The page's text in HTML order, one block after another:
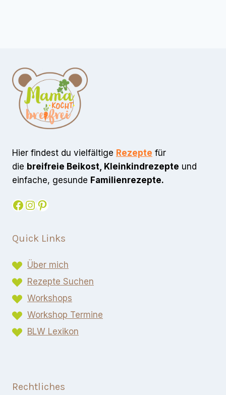
Hier findest du vielfältige Rezepte für
die breifreie Beikost, Kleinkindrezepte und
einfache, gesunde Familienrezepte.
Facebook
Instagram
Pinterest
Quick Links
Über mich
Rezepte Suchen
Workshops
Workshop Termine
BLW Lexikon​
Rechtliches